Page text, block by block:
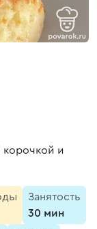
корочкой и
Занятость
30 мин